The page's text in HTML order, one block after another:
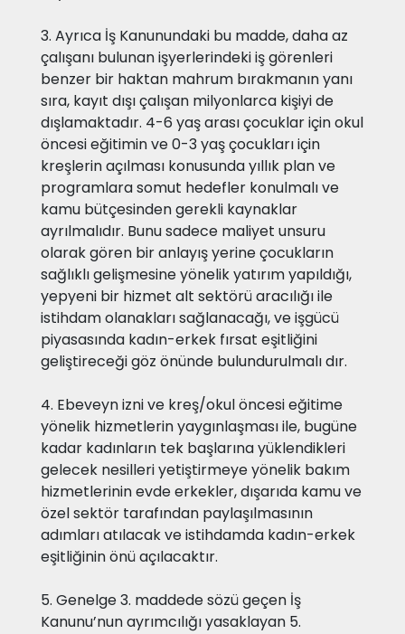
3. Ayrıca İş Kanunundaki bu madde, daha az
çalışanı bulunan işyerlerindeki iş görenleri
benzer bir haktan mahrum bırakmanın yanı
sıra, kayıt dışı çalışan milyonlarca kişiyi de
dışlamaktadır. 4-6 yaş arası çocuklar için okul
öncesi eğitimin ve 0-3 yaş çocukları için
kreşlerin açılması konusunda yıllık plan ve
programlara somut hedefler konulmalı ve
kamu bütçesinden gerekli kaynaklar
ayrılmalıdır. Bunu sadece maliyet unsuru
olarak gören bir anlayış yerine çocukların
sağlıklı gelişmesine yönelik yatırım yapıldığı,
yepyeni bir hizmet alt sektörü aracılığı ile
istihdam olanakları sağlanacağı, ve işgücü
piyasasında kadın-erkek fırsat eşitliğini
geliştireceği göz önünde bulundurulmalı dır.
4. Ebeveyn izni ve kreş/okul öncesi eğitime
yönelik hizmetlerin yaygınlaşması ile, bugüne
kadar kadınların tek başlarına yüklendikleri
gelecek nesilleri yetiştirmeye yönelik bakım
hizmetlerinin evde erkekler, dışarıda kamu ve
özel sektör tarafından paylaşılmasının
adımları atılacak ve istihdamda kadın-erkek
eşitliğinin önü açılacaktır.
5. Genelge 3. maddede sözü geçen İş
Kanunu’nun ayrımcılığı yasaklayan 5.